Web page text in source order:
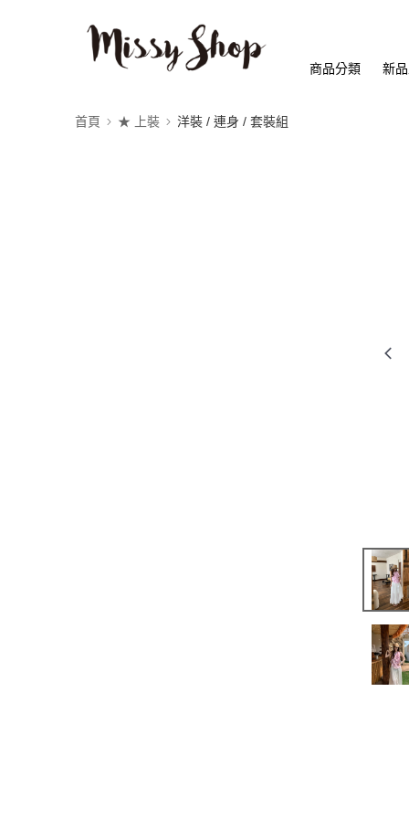
商品分類 新
首頁 ★ 上裝 洋裝 / 連身 / 套裝組